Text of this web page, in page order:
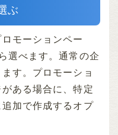
ぶ
モーションペー
選べます。通常の企
ます。プロモーショ
ある場合に、特定
加で作成するオプ